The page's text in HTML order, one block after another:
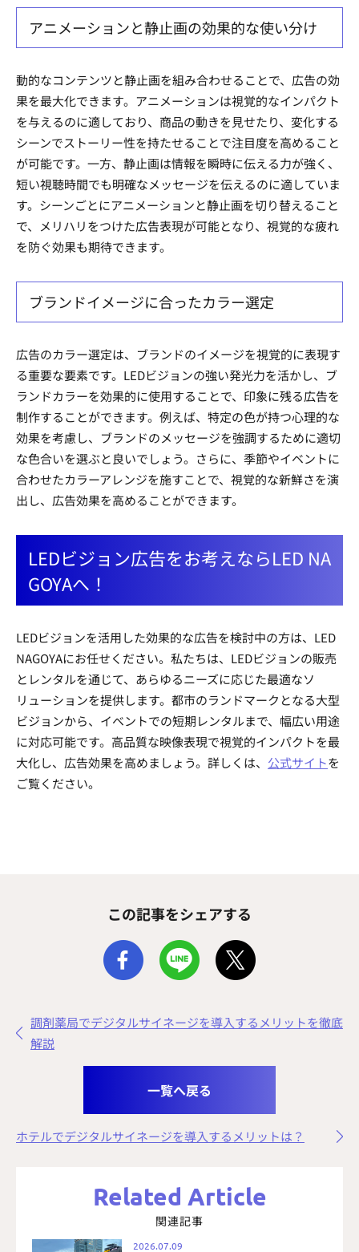
アニメーションと静止画の効果的な使い分け
動的なコンテンツと静止画を組み合わせることで、広告の効
果を最大化できます。アニメーションは視覚的なインパクト
を与えるのに適しており、商品の動きを見せたり、変化する
シーンでストーリー性を持たせることで注目度を高めること
が可能です。一方、静止画は情報を瞬時に伝える力が強く、
短い視聴時間でも明確なメッセージを伝えるのに適していま
す。シーンごとにアニメーションと静止画を切り替えること
で、メリハリをつけた広告表現が可能となり、視覚的な疲れ
を防ぐ効果も期待できます。
ブランドイメージに合ったカラー選定
広告のカラー選定は、ブランドのイメージを視覚的に表現す
る重要な要素です。LEDビジョンの強い発光力を活かし、ブ
ランドカラーを効果的に使用することで、印象に残る広告を
制作することができます。例えば、特定の色が持つ心理的な
効果を考慮し、ブランドのメッセージを強調するために適切
な色合いを選ぶと良いでしょう。さらに、季節やイベントに
合わせたカラーアレンジを施すことで、視覚的な新鮮さを演
出し、広告効果を高めることができます。
LEDビジョン広告をお考えならLED NA
GOYAへ！
LEDビジョンを活用した効果的な広告を検討中の方は、LED
NAGOYAにお任せください。私たちは、LEDビジョンの販売
とレンタルを通じて、あらゆるニーズに応じた最適なソ
リューションを提供します。都市のランドマークとなる大型
ビジョンから、イベントでの短期レンタルまで、幅広い用途
に対応可能です。高品質な映像表現で視覚的インパクトを最
大化し、広告効果を高めましょう。詳しくは、 公式サイトを
ご覧ください。
この記事をシェアする
調剤薬局でデジタルサイネージを導入するメリットを徹底
解説
一覧へ戻る
ホテルでデジタルサイネージを導入するメリットは？
Related Article
関連記事
2026.07.09